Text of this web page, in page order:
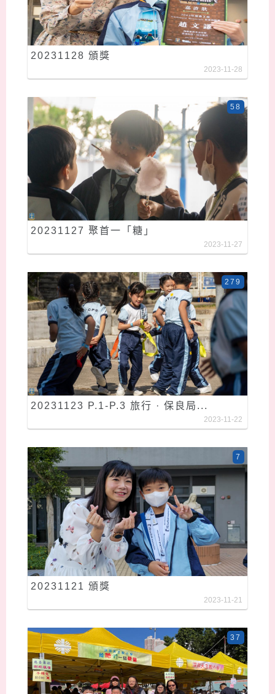
20231128 頒獎
2023-11-28
20231127 聚首一「糖」
58
2023-11-27
20231123 P.1-P.3 旅行 · 保良局...
279
2023-11-22
20231121 頒獎
7
2023-11-21
37